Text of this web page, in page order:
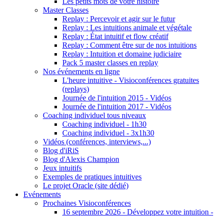
Master Classes
Replay : Percevoir et agir sur le futur
Replay : Les intuitions animale et végétale
Replay : État intuitif et flow créatif
Replay : Comment être sur de nos intuitions
Replay : Intuition et domaine judiciaire
Pack 5 master classes en replay
Nos événements en ligne
L'heure intuitive - Visioconférences gratuites
(replays)
Journée de l'intuition 2015 - Vidéos
Journée de l'intuition 2017 - Vidéos
Coaching individuel tous niveaux
Coaching individuel - 1h30
Coaching individuel - 3x1h30
Vidéos (conférences, interviews,...)
Blog d'iRiS
Blog d'Alexis Champion
Jeux intuitifs
Exemples de pratiques intuitives
Le projet Oracle (site dédié)
Evénements
Prochaines Visioconférences
16 septembre 2026 - Développez votre intuition -